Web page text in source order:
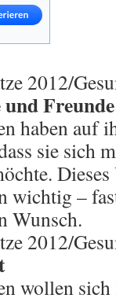
2012/
Freunde
haben auf
sie sich
wichtig –
Wunsch.
2012/
wollen